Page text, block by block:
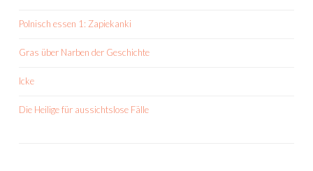
Polnisch essen 1: Zapiekanki
Gras über Narben der Geschichte
Icke
Die Heilige für aussichtslose Fälle